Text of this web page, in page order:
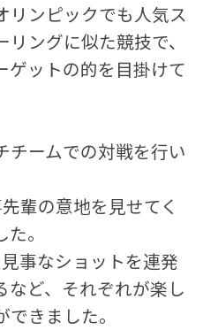
リンピックでも人気ス
ングに似た競技で、
ゲットの的を目掛けて
チームでの対戦を行い
輩の意地を見せてく
。
事なショットを連発
など、それぞれが楽し
きました。